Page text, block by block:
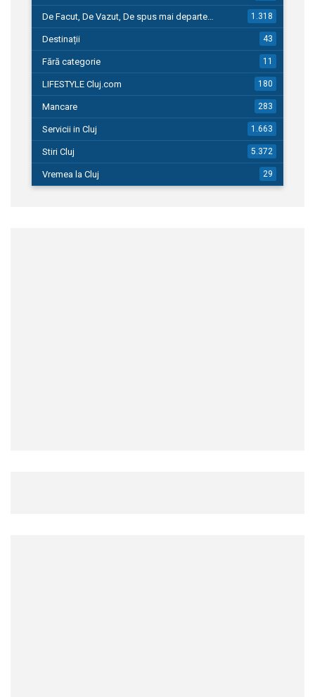
De Facut, De Vazut, De spus mai departe… 1.318
Destinații 43
Fără categorie 11
LIFESTYLE Cluj.com 180
Mancare 283
Servicii in Cluj 1.663
Stiri Cluj 5.372
Vremea la Cluj 29